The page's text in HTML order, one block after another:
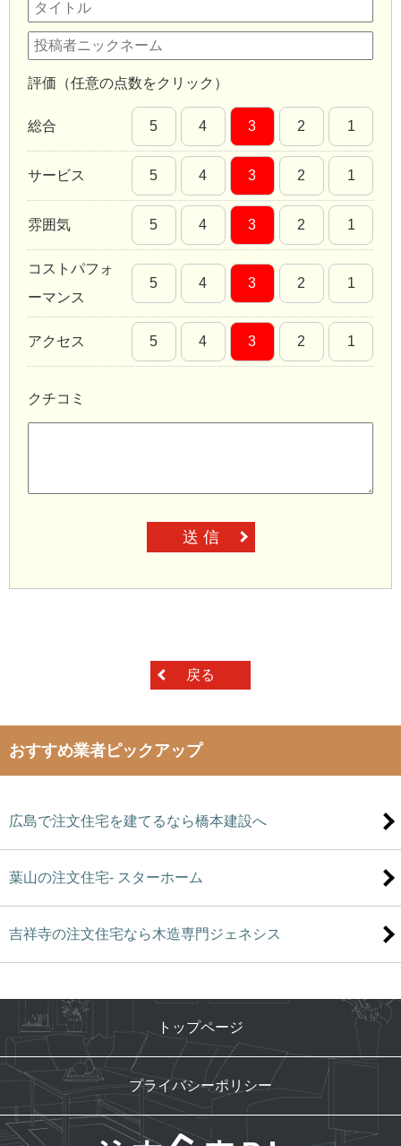
評価（任意の点数をクリック）
総合 5 4 3 2 1
サービス 5 4 3 2 1
雰囲気 5 4 3 2 1
コストパフォ
ーマンス
5 4 3 2 1
アクセス 5 4 3 2 1
クチコミ
送 信
戻る
おすすめ業者ピックアップ
広島で注文住宅を建てるなら橋本建設へ
葉山の注文住宅- スターホーム
吉祥寺の注文住宅なら木造専門ジェネシス
トップページ
プライバシーポリシー